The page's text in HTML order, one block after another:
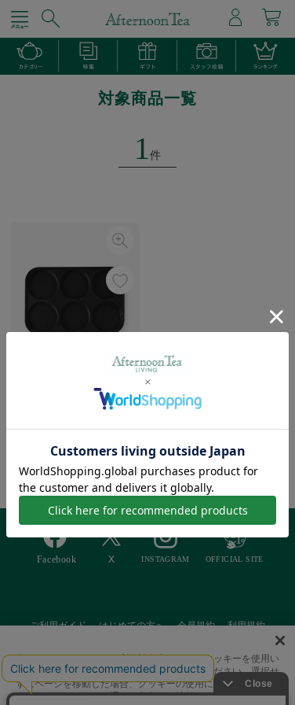
対象商品一覧
1件
マルチプレート/コンパ
クトホットプレート用/B
¥1,848 [40％OFF]
Afternoon Tea > 商品検索
ご利用ガイド はじめての方へ 会員規約 利用規約
採用情報 FAQ お問い合わせ
当サイトでは、サイトの利便性向上のためにクッキーを使用い
たします。ボタンから同意の可否を選択してください。選択せ
ずにページを移動した場合、クッキーの使用に同意したことに
なります。クッキーを通じて収集する情報には「お客様個人を